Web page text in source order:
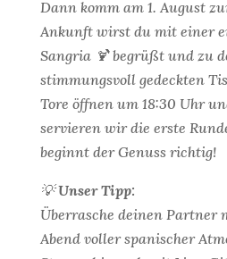
Dann komm am 1. August
Ankunft wirst du mit einer
Sangria 🍹 begrüßt und zu
stimmungsvoll gedeckten
Tore öffnen um 18:30 Uhr
servieren wir die erste
beginnt der Genuss richtig!
💡Unser Tipp:
Überrasche deinen Partner
Abend voller spanischer